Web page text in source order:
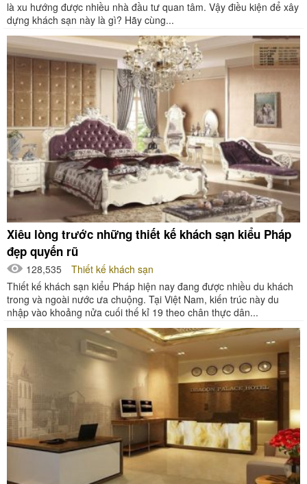
là xu hướng được nhiều nhà đầu tư quan tâm. Vậy điều kiện để xây
dựng khách sạn này là gì? Hãy cùng...
Xiêu lòng trước những thiết kế khách sạn kiểu Pháp
đẹp quyến rũ
128,535
Thiết kế khách sạn
Thiết kế khách sạn kiểu Pháp hiện nay đang được nhiều du khách
trong và ngoài nước ưa chuộng. Tại Việt Nam, kiến trúc này du
nhập vào khoảng nửa cuối thế kỉ 19 theo chân thực dân...